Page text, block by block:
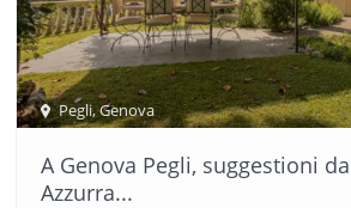
Pegli,Genova
A Genova Pegli, suggestioni
Azzurra...